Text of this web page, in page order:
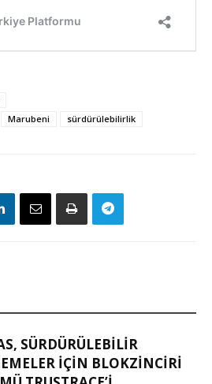
Marubeni sürdürülebilirlik
SÜRDÜRÜLEBILIR
IÇIN BLOKZINCIRI